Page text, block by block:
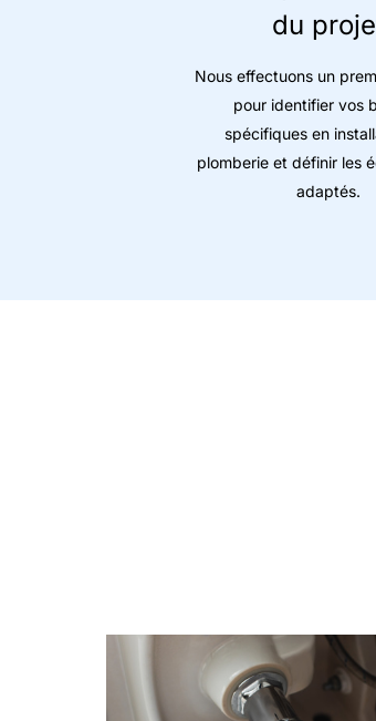
du
Nous effectuons un
pour identifier vos
spécifiques en
plomberie et définir les
adaptés.